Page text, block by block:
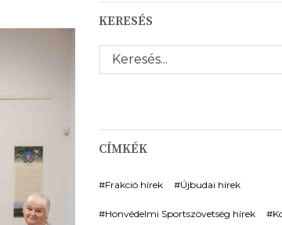
KERESÉS
KERESÉS
CÍMKÉK
Frakció hírek Újbudai hírek
Honvédelmi Sportszövetség hírek